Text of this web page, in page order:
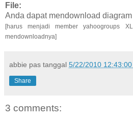
File:
Anda dapat mendownload
[harus menjadi member yahoogroups
mendownloadnya]
abbie pas tanggal 5/22/2010 12:43:00
Share
3 comments: